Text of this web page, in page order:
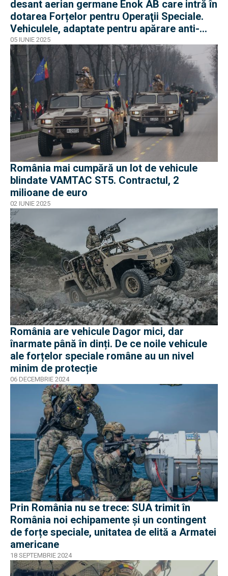
desant aerian germane Enok AB care intră în
dotarea Forțelor pentru Operaţii Speciale.
Vehiculele, adaptate pentru apărare anti-
tanc
05 IUNIE 2025
România mai cumpără un lot de vehicule
blindate VAMTAC ST5. Contractul, 2
milioane de euro
02 IUNIE 2025
România are vehicule Dagor mici, dar
înarmate până în dinți. De ce noile vehicule
ale forțelor speciale române au un nivel
minim de protecție
06 DECEMBRIE 2024
Prin România nu se trece: SUA trimit în
România noi echipamente și un contingent
de forțe speciale, unitatea de elită a Armatei
americane
18 SEPTEMBRIE 2024